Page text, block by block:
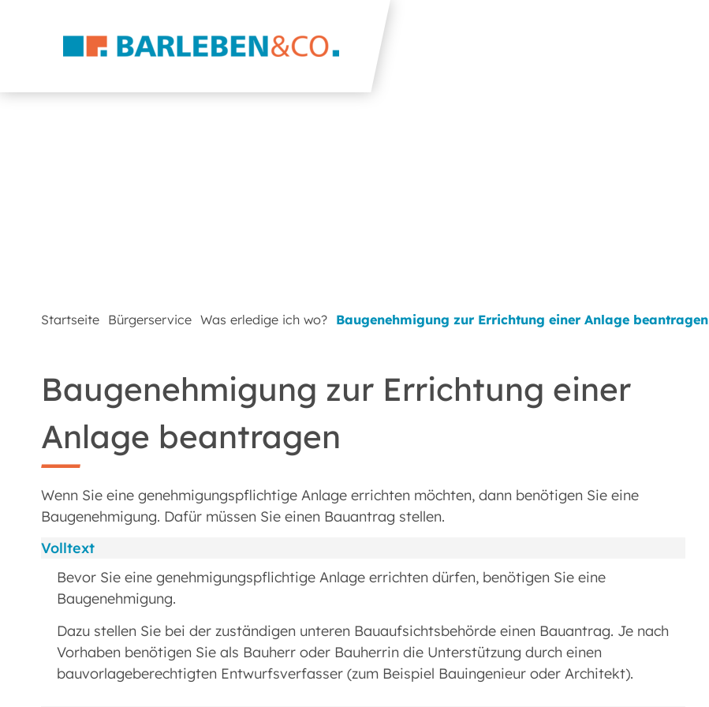
Startseite Bürgerservice Was erledige ich wo? Baugenehmigung zur Errichtung einer Anlage beantragen
Baugenehmigung zur Errichtung einer
Anlage beantragen
Wenn Sie eine genehmigungspflichtige Anlage errichten möchten, dann benötigen Sie eine
Baugenehmigung. Dafür müssen Sie einen Bauantrag stellen.
Volltext
Bevor Sie eine genehmigungspflichtige Anlage errichten dürfen, benötigen Sie eine
Baugenehmigung.
Dazu stellen Sie bei der zuständigen unteren Bauaufsichtsbehörde einen Bauantrag. Je nach
Vorhaben benötigen Sie als Bauherr oder Bauherrin die Unterstützung durch einen
bauvorlageberechtigten Entwurfsverfasser (zum Beispiel Bauingenieur oder Architekt).